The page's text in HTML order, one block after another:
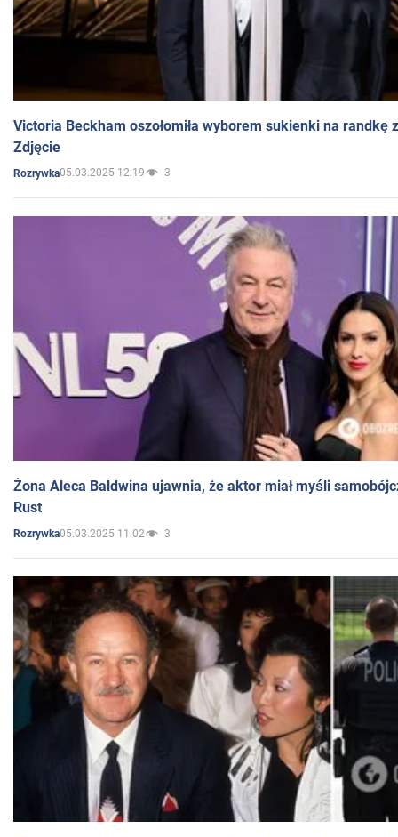
Victoria Beckham oszołomiła wyborem sukienki na randkę
Zdjęcie
Rozrywka05.03.2025 12:19 3
Żona Aleca Baldwina ujawnia, że aktor miał myśli
Rust
Rozrywka05.03.2025 11:02 3